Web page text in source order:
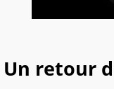
Un retour